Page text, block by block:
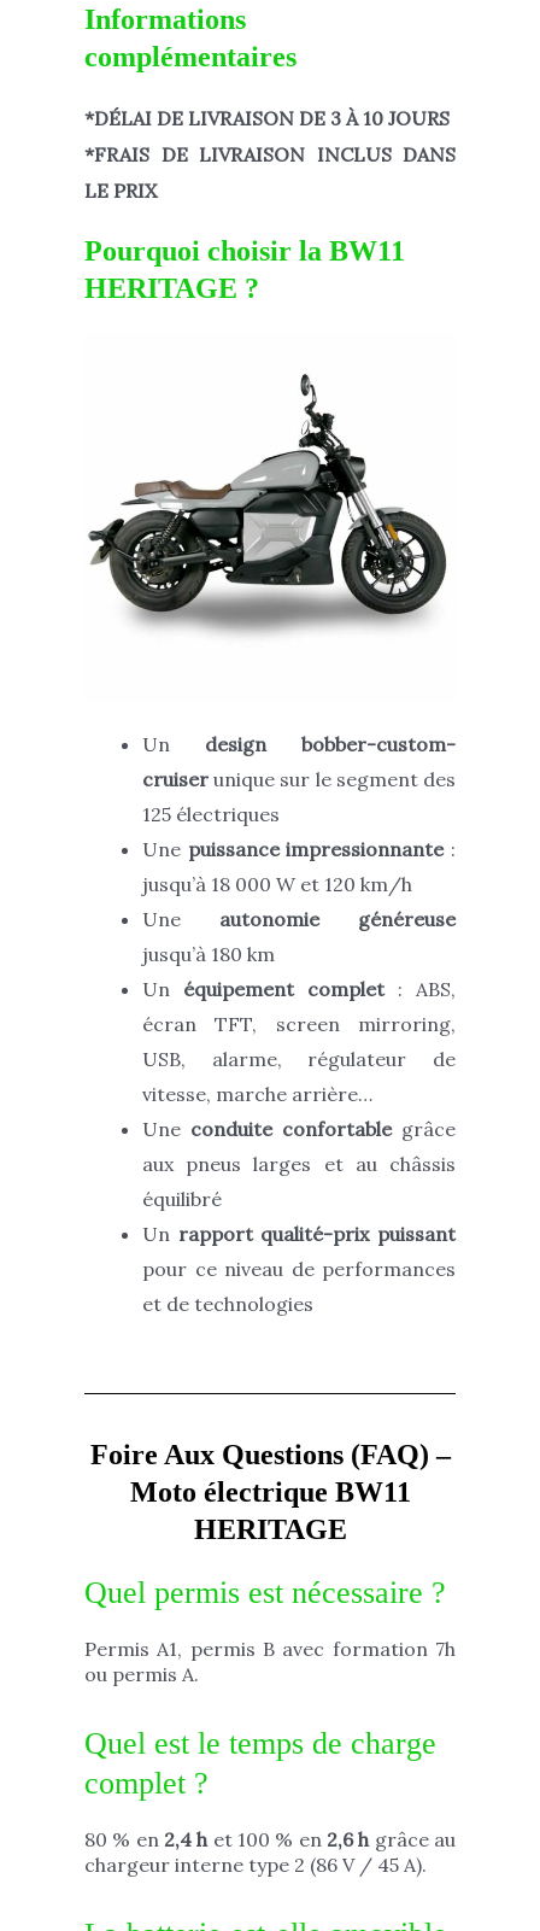
Informations
complémentaires
*DÉLAI DE LIVRAISON DE 3 À 10 JOURS
*FRAIS DE LIVRAISON INCLUS DANS
LE PRIX
Pourquoi choisir la BW11
HERITAGE ?
Un design bobber-custom-
cruiser unique sur le segment des
125 électriques
Une puissance impressionnante:
jusqu’à 18 000 W et 120 km/h
Une autonomie généreuse
jusqu’à 180 km
Un équipement complet: ABS,
écran TFT, screen mirroring,
USB, alarme, régulateur de
vitesse, marche arrière…
Une conduite confortablegrâce
aux pneus larges et au châssis
équilibré
Un rapport qualité-prix puissant
pour ce niveau de performances
et de technologies
Foire Aux Questions (FAQ) –
Moto électrique BW11
HERITAGE
Quel permis est nécessaire ?
Permis A1, permis B avec formation 7h
ou permis A.
Quel est le temps de charge
complet ?
80 % en 2,4 het 100 % en 2,6 hgrâce au
chargeur interne type 2 (86 V / 45 A).